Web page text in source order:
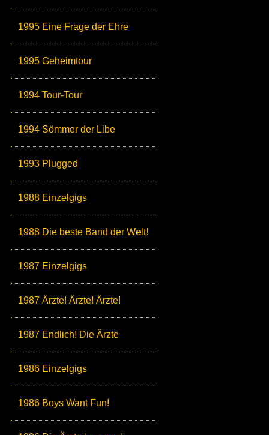
1995 Eine Frage der Ehre
1995 Geheimtour
1994 Tour-Tour
1994 Sömmer der Libe
1993 Plugged
1988 Einzelgigs
1988 Die beste Band der Welt!
1987 Einzelgigs
1987 Ärzte! Ärzte! Ärzte!
1987 Endlich! Die Ärzte
1986 Einzelgigs
1986 Boys Want Fun!